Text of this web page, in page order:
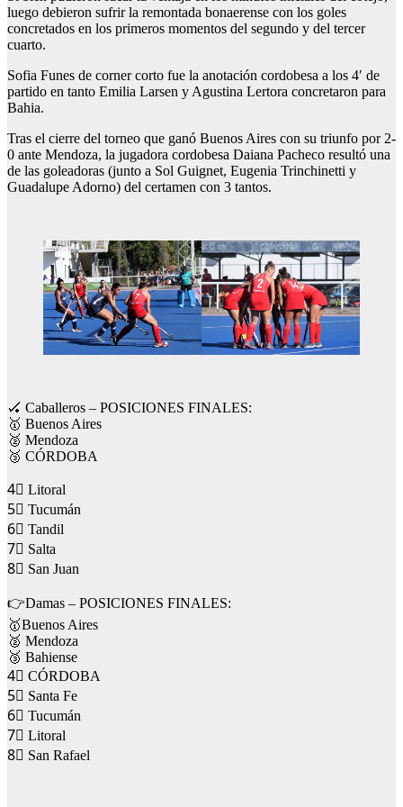
luego debieron sufrir la remontada bonaerense con los goles
concretados en los primeros momentos del segundo y del tercer
cuarto.
Sofia Funes de corner corto fue la anotación cordobesa a los 4′ de
partido en tanto Emilia Larsen y Agustina Lertora concretaron para
Bahia.
Tras el cierre del torneo que ganó Buenos Aires con su triunfo por 2-
0 ante Mendoza, la jugadora cordobesa Daiana Pacheco resultó una
de las goleadoras (junto a Sol Guignet, Eugenia Trinchinetti y
Guadalupe Adorno) del certamen con 3 tantos.
🏑 Caballeros – POSICIONES FINALES:
🥇 Buenos Aires
🥈 Mendoza
🥉 CÓRDOBA
4⃣ Litoral
5⃣ Tucumán
6⃣ Tandil
7⃣ Salta
8⃣ San Juan
👉Damas – POSICIONES FINALES:
🥇Buenos Aires
🥈 Mendoza
🥉 Bahiense
4⃣ CÓRDOBA
5⃣ Santa Fe
6⃣ Tucumán
7⃣ Litoral
8⃣ San Rafael